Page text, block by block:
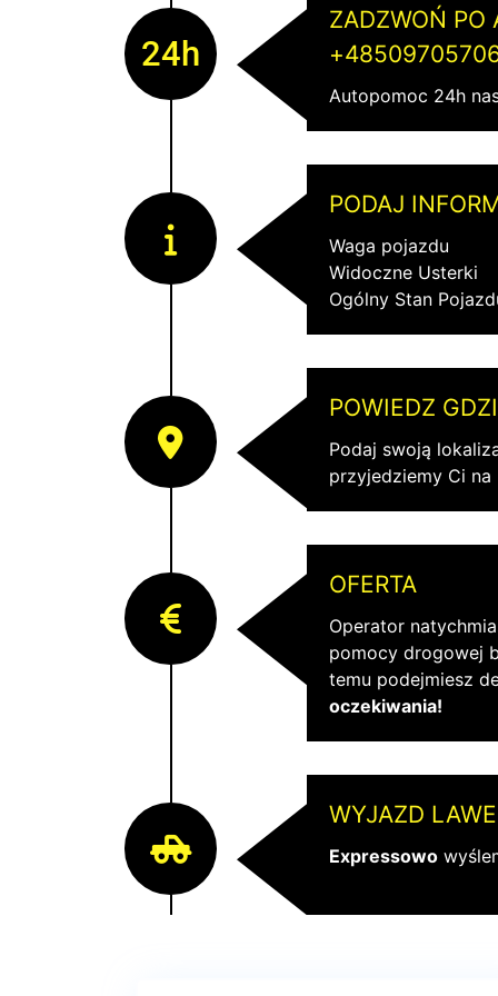
ZADZWOŃ PO
Autopomoc 24h
24h
PODAJ
Waga pojazdu
Widoczne Usterki
Ogólny Stan
POWIEDZ
Podaj swoją
przyjedziemy Ci na
OFERTA
Operator
pomocy drogowej
temu podejmiesz
oczekiwania!
WYJAZD
Expressowo